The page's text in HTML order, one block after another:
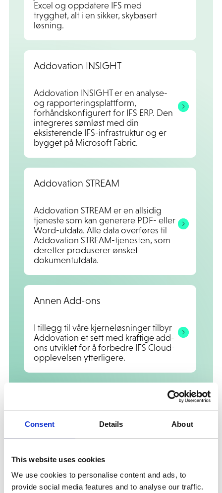
Consent Details About
This website uses cookies
We use cookies to personalise content and ads, to
provide social media features and to analyse our traffic.
Excel og oppdatere IFS med
trygghet, alt i en sikker, skybasert
løsning.
Addovation INSIGHT
Addovation INSIGHT er en analyse-
og rapporteringsplattform,
forhåndskonfigurert for IFS ERP. Den
integreres sømløst med din
eksisterende IFS-infrastruktur og er
bygget på Microsoft Fabric.
Addovation STREAM
Addovation STREAM er en allsidig
tjeneste som kan generere PDF- eller
Word-utdata. Alle data overføres til
Addovation STREAM-tjenesten, som
deretter produserer ønsket
dokumentutdata.
Annen Add-ons
I tillegg til våre kjerneløsninger tilbyr
Addovation et sett med kraftige add-
ons utviklet for å forbedre IFS Cloud-
opplevelsen ytterligere.